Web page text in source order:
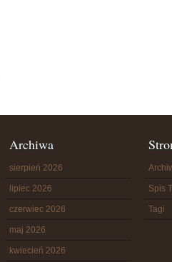
Archiwa
sierpień 2026
lipiec 2026
czerwiec 2026
maj 2026
kwiecień 2026
Spis
Tagi